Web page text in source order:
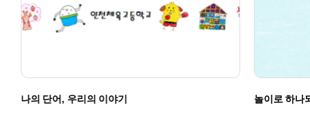
나의 단어, 우리의 이야기 놀이로 하나